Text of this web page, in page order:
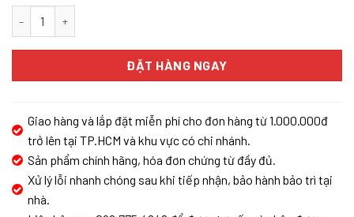
ĐẶT HÀNG NGAY
Giao hàng và lắp đặt miễn phí cho đơn hàng từ 1.000.000đ
trở lên tại TP.HCM và khu vực có chi nhánh.
Sản phẩm chính hãng, hóa đơn chứng từ đầy đủ.
Xử lý lỗi nhanh chóng sau khi tiếp nhận, bảo hành bảo trì tại
nhà.